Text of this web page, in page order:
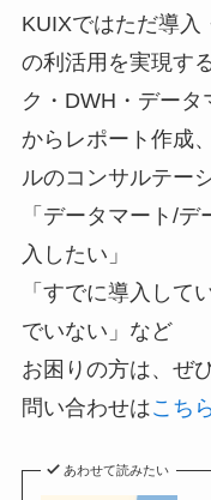
KUIXではただ導入
の利活用を実現す
ク・DWH・データ
からレポート作成
ルのコンサルテー
「データマート/
入したい」
「すでに導入して
でいない」など
お困りの方は、ぜ
問い合わせはこち
あわせて読みたい